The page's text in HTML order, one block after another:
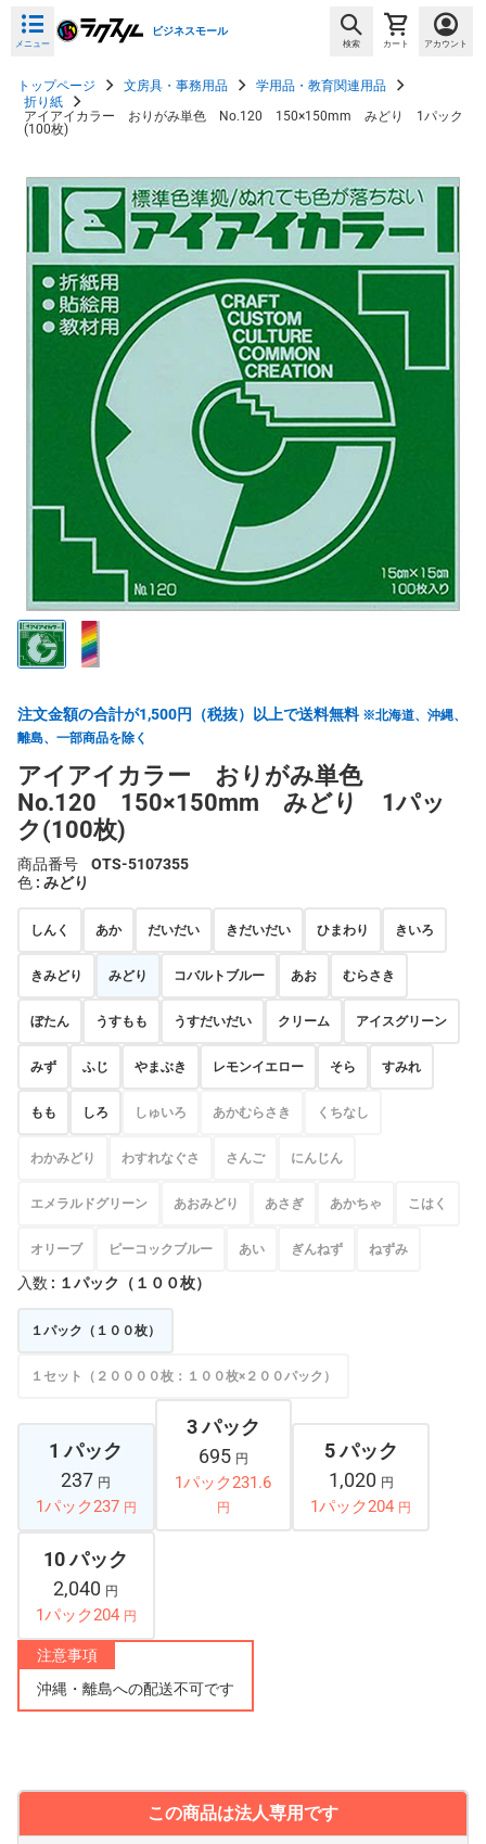
メニュー
ビジネスモール
検索 カート アカウント
トップページ 文房具・事務用品
学用品・教育関連用品
折り紙
アイアイカラー おりがみ単色 No.120 150×150mm みどり 1パック
(100枚)
注文金額の合計が1,500円（税抜）以上で送料無料 ※北海道、沖縄、
離島、一部商品を除く
アイアイカラー おりがみ単色
No.120 150×150mm みどり 1パッ
ク(100枚)
商品番号
OTS-5107355
色 : みどり
しんく あか だいだい きだいだい ひまわり きいろ
きみどり みどり コバルトブルー あお むらさき
ぼたん うすもも うすだいだい クリーム アイスグリーン
みず ふじ やまぶき レモンイエロー そら すみれ
もも しろ しゅいろ あかむらさき くちなし
わかみどり わすれなぐさ さんご にんじん
エメラルドグリーン あおみどり あさぎ あかちゃ こはく
オリーブ ピーコックブルー あい ぎんねず ねずみ
入数 : １パック（１００枚）
１パック（１００枚）
１セット（２００００枚：１００枚×２００パック）
1 パック
237 円
1パック237 円
3 パック
695 円
1パック231.6
円
5 パック
1,020 円
1パック204 円
10 パック
2,040 円
1パック204 円
注意事項
沖縄・離島への配送不可です
この商品は法人専用です